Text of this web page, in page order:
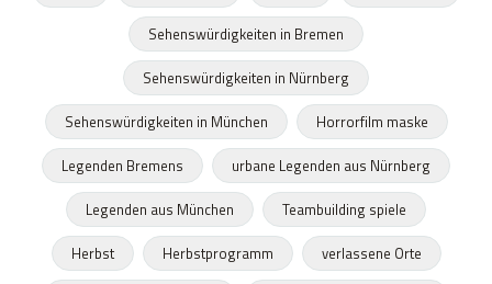
Sehenswürdigkeiten in Bremen
Sehenswürdigkeiten in Nürnberg
Sehenswürdigkeiten in München
Horrorfilm maske
Legenden Bremens
urbane Legenden aus Nürnberg
Legenden aus München
Teambuilding spiele
Herbst
Herbstprogramm
verlassene Orte